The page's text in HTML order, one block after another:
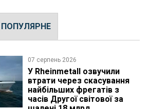
ПОПУЛЯРНЕ
07 серпень 2026
У Rheinmetall озвучили
втрати через скасування
найбільших фрегатів з
часів Другої світової за